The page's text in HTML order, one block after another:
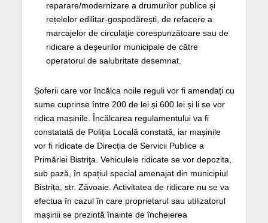
reparare/modernizare a drumurilor publice și
rețelelor edilitar-gospodărești, de refacere a
marcajelor de circulaţie corespunzătoare sau de
ridicare a deșeurilor municipale de către
operatorul de salubritate desemnat.
Șoferii care vor încălca noile reguli vor fi amendați cu
sume cuprinse între 200 de lei și 600 lei și li se vor
ridica mașinile. Încălcarea regulamentului va fi
constatată de Poliția Locală constată, iar mașinile
vor fi ridicate de Direcția de Servicii Publice a
Primăriei Bistriţa. Vehiculele ridicate se vor depozita,
sub pază, în spațiul special amenajat din municipiul
Bistrița, str. Zăvoaie. Activitatea de ridicare nu se va
efectua în cazul în care proprietarul sau utilizatorul
mașinii se prezintă înainte de încheierea